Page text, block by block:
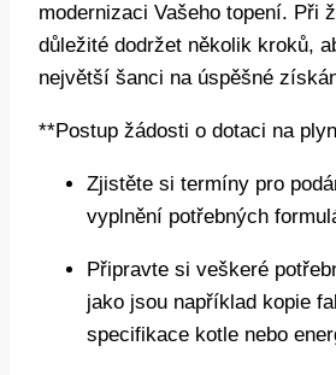
modernizaci Vašeho topení. Při
důležité dodržet několik kroků,
největší šanci na úspěšné
**Postup žádosti o dotaci na
Zjistěte si termíny pro
vyplnění potřebných
Připravte si veškeré
jako jsou například kopie
specifikace kotle nebo